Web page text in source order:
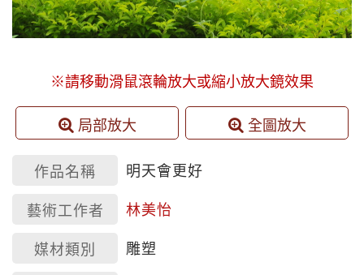
※請移動滑鼠滾輪放大或縮小放大鏡效果
局部放大 全圖放大
作品名稱 明天會更好
藝術工作者 林美怡
媒材類別 雕塑